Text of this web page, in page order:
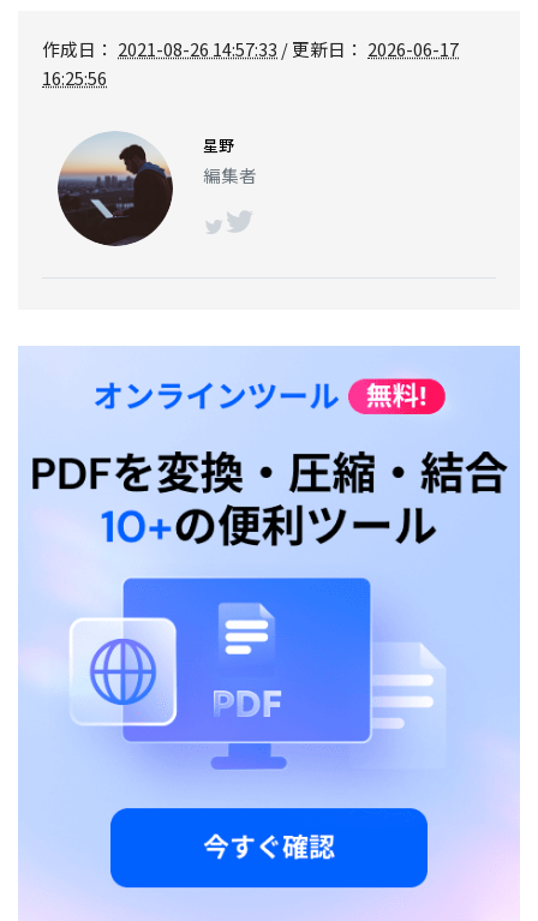
作成日： 2021-08-26 14:57:33 / 更新日： 2026-06-17
16:25:56
星野
編集者